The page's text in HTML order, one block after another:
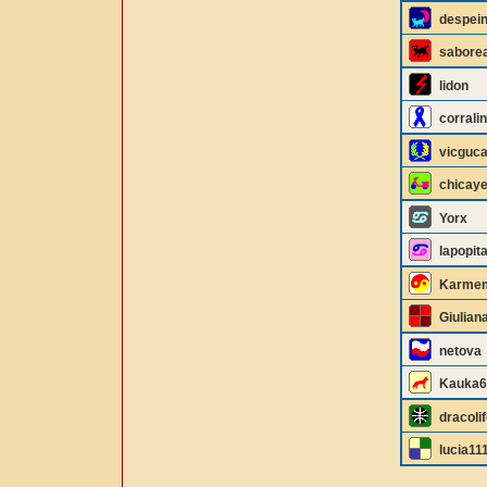
lidon
vicguca
Yorx
lapopita
netova